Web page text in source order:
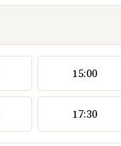
15:00
17:30